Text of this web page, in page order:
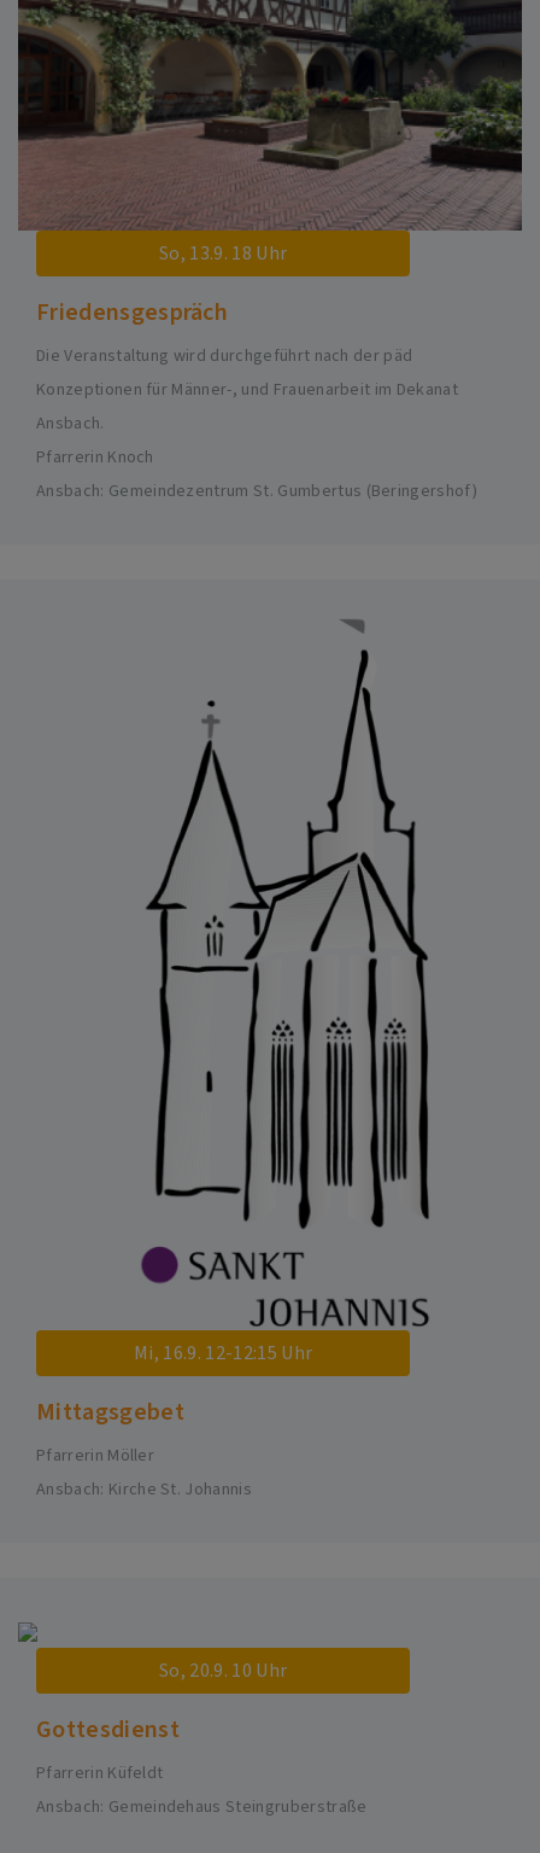
So, 13.9. 18 Uhr
Friedensgespräch
Die Veranstaltung wird durchgeführt nach der päd
Konzeptionen für Männer-, und Frauenarbeit im Dekanat
Ansbach.
Pfarrerin Knoch
Ansbach Gemeindezentrum St. Gumbertus (Beringershof)
Mi, 16.9. 12-12:15 Uhr
Mittagsgebet
Pfarrerin Möller
Ansbach Kirche St. Johannis
So, 20.9. 10 Uhr
Gottesdienst
Pfarrerin Küfeldt
Ansbach Gemeindehaus Steingruberstraße